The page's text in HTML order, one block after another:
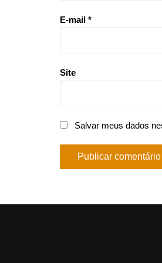
E-mail *
Site
Salvar meus dados